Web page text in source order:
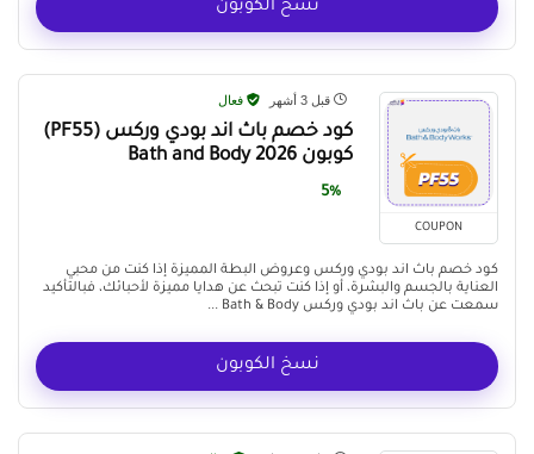
نسخ الكوبون
COUPON
قبل 3 أشهر فعال
كود خصم باث اند بودي وركس (PF55)
كوبون Bath and Body 2026
5%
كود خصم باث اند بودي وركس وعروض البطة المميزة إذا كنت من محبي
العناية بالجسم والبشرة، أو إذا كنت تبحث عن هدايا مميزة لأحبائك، فبالتأكيد
سمعت عن باث اند بودي وركس Bath & Body ...
نسخ الكوبون